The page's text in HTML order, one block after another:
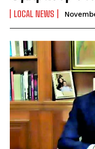
LOCAL NEWS